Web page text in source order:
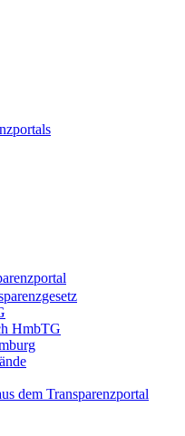
HmbTG
dem Transparenzportal